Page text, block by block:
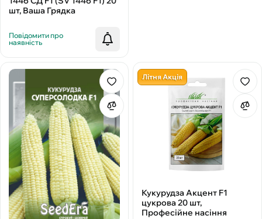
шт, Ваша Грядка
Повідомити про
наявність
Літня Акція
Кукурудза Акцент F1
цукрова 20 шт,
Професійне насіння